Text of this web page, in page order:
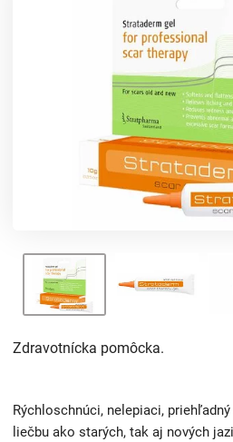
Zdravotnícka pomôcka.
Rýchloschnúci, nelepiaci,
liečbu ako starých, tak aj nových